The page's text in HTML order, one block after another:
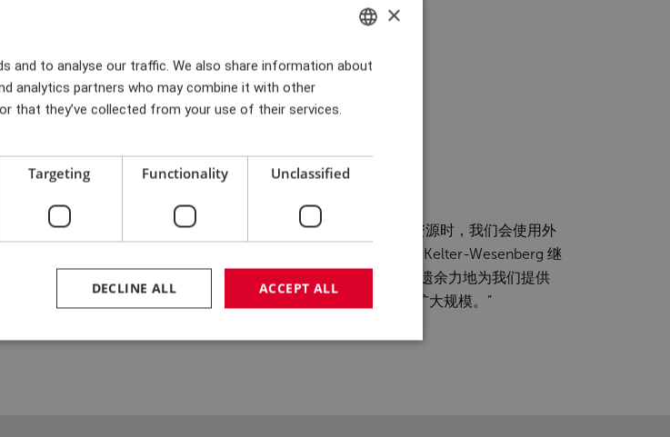
感
方案
“当项目需要快速解决方案或在有限时间内需要额外资源时，我们会使用外
部顾问。”西门子风力发电公司工艺工程部部长 Mads Kelter-Wesenberg 继
续说道， “R&D 是我们多年紧密合作的伙伴，他们不遗余力地为我们提供
专业顾问服务。我们非常高兴看到 R&D 在 Aalborg 扩大规模。”
ENGLISH
DANISH
CHINESE (TRADITIONAL)
×
and to analyse our traffic. We also share information about
analytics partners who may combine it with other
that they’ve collected from your use of their services.
Targeting Functionality Unclassified
ACCEPT ALL
DECLINE ALL